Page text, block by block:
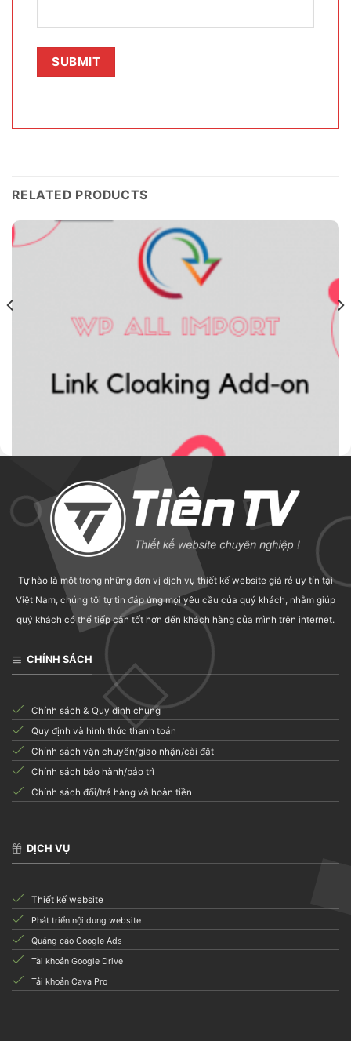
RELATED PRODUCTS
WP ALL IMPORT
Soflyy WP All Import Pro Link Cloaking Addon
45.000
Tự hào là một trong những đơn vị dịch vụ thiết kế website giá rẻ uy tín tại
Việt Nam, chúng tôi tự tin đáp ứng mọi yêu cầu của quý khách, nhằm giúp
quý khách có thể tiếp cận tốt hơn đến khách hàng của mình trên internet.
CHÍNH SÁCH
Chính sách & Quy định chung
Quy định và hình thức thanh toán
Chính sách vận chuyển/giao nhận/cài đặt
Chính sách bảo hành/bảo trì
Chính sách đổi/trả hàng và hoàn tiền
DỊCH VỤ
Thiết kế website
Phát triển nội dung website
Quảng cáo Google Ads
Tài khoản Google Drive
Tải khoản Cava Pro